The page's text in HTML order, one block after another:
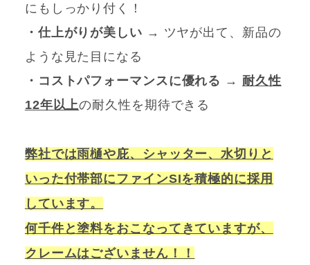
にもしっかり付く！
・仕上がりが美しい → ツヤが出て、新品の
ような見た目になる
・コストパフォーマンスに優れる → 耐久性
12年以上の耐久性を期待できる
弊社では雨樋や庇、シャッター、水切りと
いった付帯部にファインSIを積極的に採用
しています。
何千件と塗料をおこなってきていますが、
クレームはございません！！